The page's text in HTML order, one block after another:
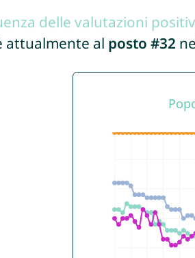
delle valutazioni
attualmente al posto #32